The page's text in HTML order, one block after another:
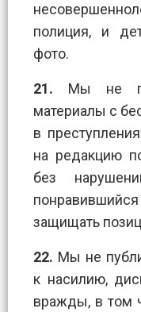
полиция, и
фото.
21. Мы не
материалы с
в
на редакцию
без
защищать
22. Мы не
к насилию,
вражды, в том